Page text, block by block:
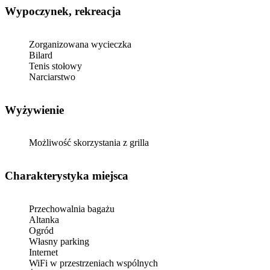
Wypoczynek, rekreacja
Zorganizowana wycieczka
Bilard
Tenis stołowy
Narciarstwo
Wyżywienie
Możliwość skorzystania z grilla
Charakterystyka miejsca
Przechowalnia bagażu
Altanka
Ogród
Własny parking
Internet
WiFi w przestrzeniach wspólnych